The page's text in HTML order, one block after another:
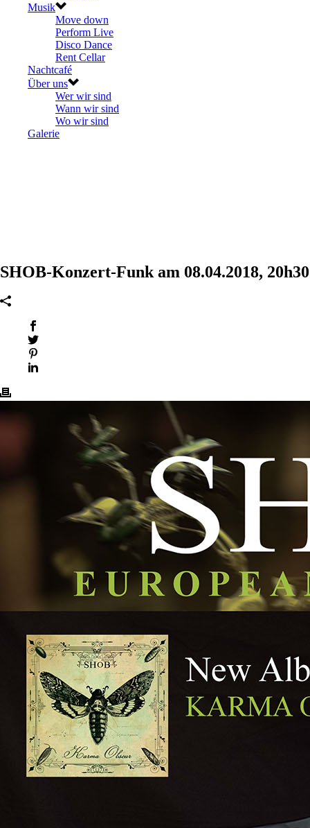
Musik
Move down
Perform Live
Disco Dance
Rent Cellar
Nachtcafé
Über uns
Wer wir sind
Wann wir sind
Wo wir sind
Galerie
SHOB-Konzert-Funk am 08.04.2018, 20h30